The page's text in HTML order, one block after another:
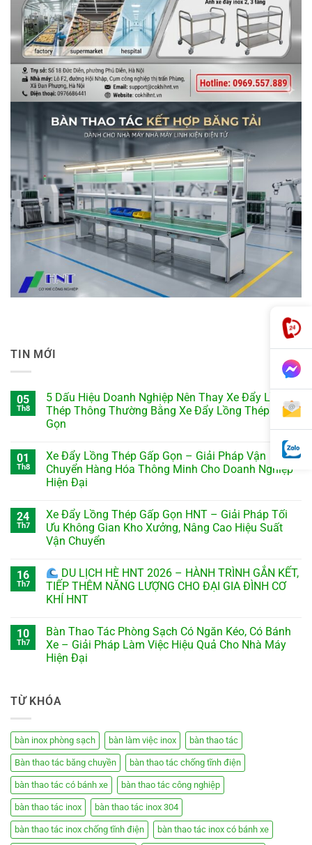
TIN MỚI
05
Th8
5 Dấu Hiệu Doanh Nghiệp Nên Thay Xe Đẩy Lồng
Thép Thông Thường Bằng Xe Đẩy Lồng Thép Gấp
Gọn
01
Th8
Xe Đẩy Lồng Thép Gấp Gọn – Giải Pháp Vận
Chuyển Hàng Hóa Thông Minh Cho Doanh Nghiệp
Hiện Đại
24
Th7
Xe Đẩy Lồng Thép Gấp Gọn HNT – Giải Pháp Tối
Ưu Không Gian Kho Xưởng, Nâng Cao Hiệu Suất
Vận Chuyển
16
Th7
DU LỊCH HÈ HNT 2026 – HÀNH TRÌNH GẮN KẾT,
TIẾP THÊM NĂNG LƯỢNG CHO ĐẠI GIA ĐÌNH CƠ
KHÍ HNT
10
Th7
Bàn Thao Tác Phòng Sạch Có Ngăn Kéo, Có Bánh
Xe – Giải Pháp Làm Việc Hiệu Quả Cho Nhà Máy
Hiện Đại
TỪ KHÓA
bàn inox phòng sạch bàn làm việc inox bàn thao tác
Bàn thao tác băng chuyền bàn thao tác chống tĩnh điện
bàn thao tác có bánh xe bàn thao tác công nghiệp
bàn thao tác inox bàn thao tác inox 304
bàn thao tác inox chống tĩnh điện bàn thao tác inox có bánh xe